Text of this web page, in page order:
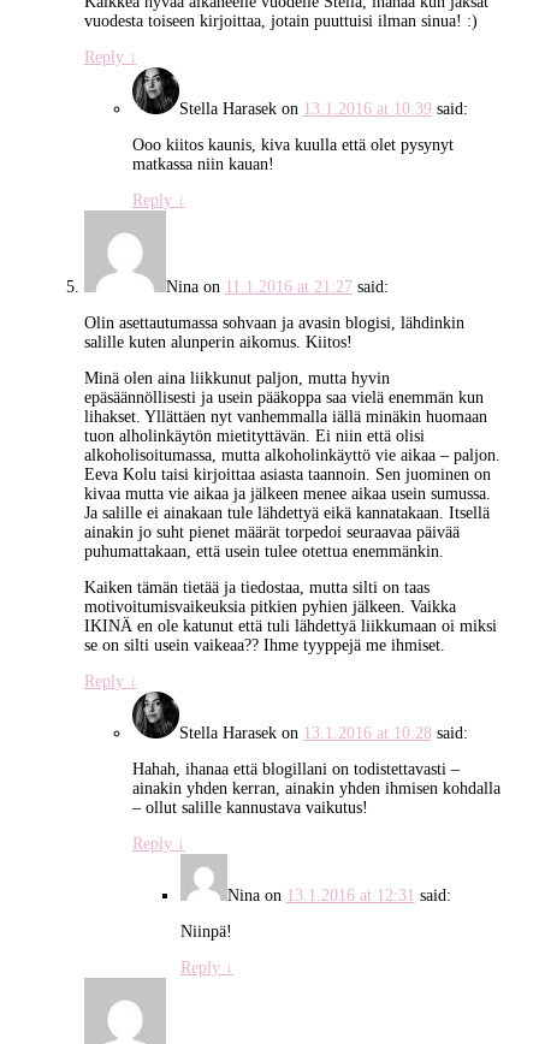
vuodesta toiseen kirjoittaa, jotain puuttuisi ilman sinua! :)
Reply ↓
Stella Harasekon 13.1.2016 at 10:39 said:
Ooo kiitos kaunis, kiva kuulla että olet pysynyt
matkassa niin kauan!
Reply ↓
Ninaon 11.1.2016 at 21:27 said:
Olin asettautumassa sohvaan ja avasin blogisi, lähdinkin
salille kuten alunperin aikomus. Kiitos!
Minä olen aina liikkunut paljon, mutta hyvin
epäsäännöllisesti ja usein pääkoppa saa vielä enemmän kun
lihakset. Yllättäen nyt vanhemmalla iällä minäkin huomaan
tuon alholinkäytön mietityttävän. Ei niin että olisi
alkoholisoitumassa, mutta alkoholinkäyttö vie aikaa – paljon.
Eeva Kolu taisi kirjoittaa asiasta taannoin. Sen juominen on
kivaa mutta vie aikaa ja jälkeen menee aikaa usein sumussa.
Ja salille ei ainakaan tule lähdettyä eikä kannatakaan. Itsellä
ainakin jo suht pienet määrät torpedoi seuraavaa päivää
puhumattakaan, että usein tulee otettua enemmänkin.
Kaiken tämän tietää ja tiedostaa, mutta silti on taas
motivoitumisvaikeuksia pitkien pyhien jälkeen. Vaikka
IKINÄ en ole katunut että tuli lähdettyä liikkumaan oi miksi
se on silti usein vaikeaa?? Ihme tyyppejä me ihmiset.
Reply ↓
Stella Harasekon 13.1.2016 at 10:28 said:
Hahah, ihanaa että blogillani on todistettavasti –
ainakin yhden kerran, ainakin yhden ihmisen kohdalla
– ollut salille kannustava vaikutus!
Reply ↓
Ninaon 13.1.2016 at 12:31 said:
Niinpä!
Reply ↓